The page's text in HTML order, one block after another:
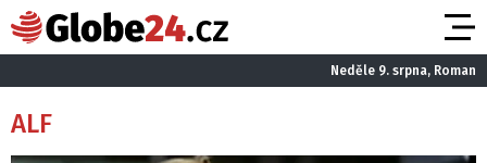
Neděle 9. srpna, Roman
ALF